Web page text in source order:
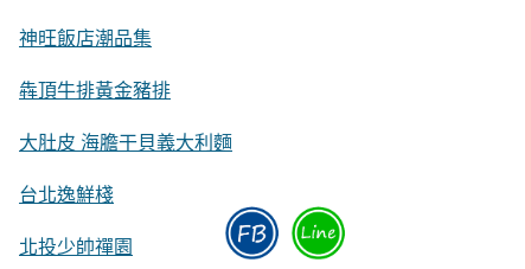
神旺飯店潮品集
犇頂牛排黃金豬排
大肚皮 海膽干貝義大利麵
台北逸鮮棧
北投少帥禪園